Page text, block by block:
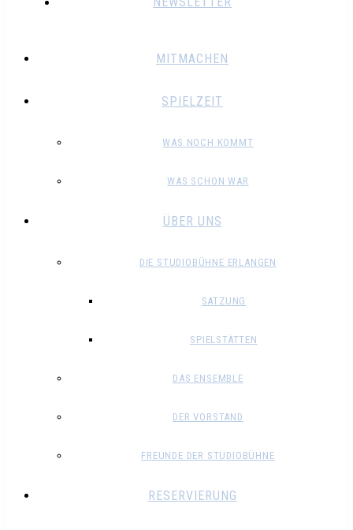
MITMACHEN
SPIELZEIT
WAS NOCH KOMMT
WAS SCHON WAR
ÜBER UNS
DIE STUDIOBÜHNE ERLANGEN
SATZUNG
SPIELSTÄTTEN
DAS ENSEMBLE
DER VORSTAND
FREUNDE DER STUDIOBÜHNE
RESERVIERUNG